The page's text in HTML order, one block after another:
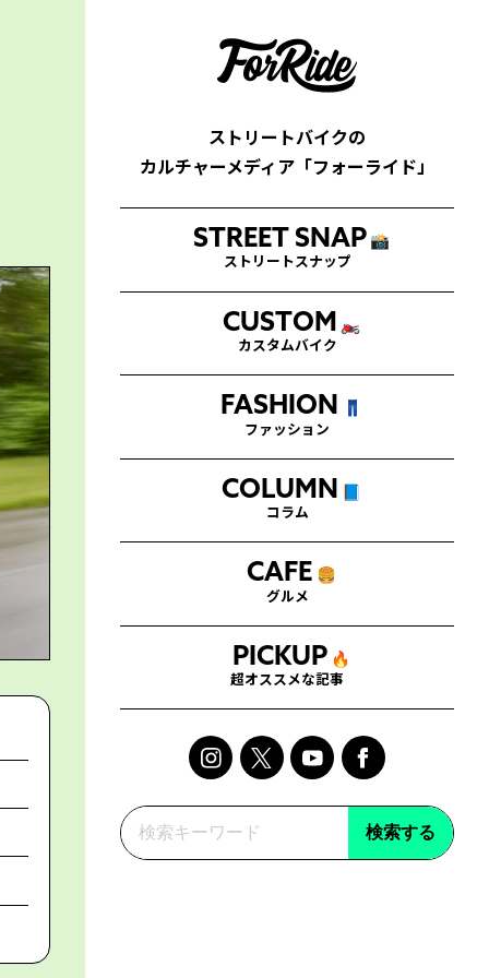
ストリートバイクの
カルチャーメディア「フォーライド」
STREET SNAP 📸
ストリートスナップ
CUSTOM 🏍
カスタムバイク
FASHION 👖
ファッション
COLUMN
コラム
CAFE 🍔
グルメ
PICKUP 🔥
超オススメな記事
検索する